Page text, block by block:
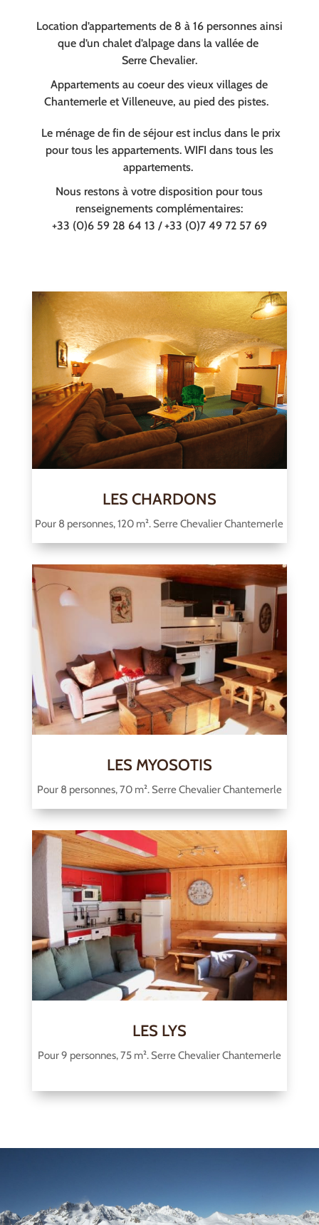
Location d’appartements de 8 à 16 personnes ainsi
que d’un chalet d’alpage dans la vallée de
Serre Chevalier.
Appartements au coeur des vieux villages de
Chantemerle et Villeneuve, au pied des pistes.
Le ménage de fin de séjour est inclus dans le prix
pour tous les appartements. WIFI dans tous les
appartements.
Nous restons à votre disposition pour tous
renseignements complémentaires:
+33 (0)6 59 28 64 13 / +33 (0)7 49 72 57 69
LES CHARDONS
Pour 8 personnes, 120 m². Serre Chevalier Chantemerle
LES MYOSOTIS
Pour 8 personnes, 70 m². Serre Chevalier Chantemerle
LES LYS
Pour 9 personnes, 75 m². Serre Chevalier Chantemerle